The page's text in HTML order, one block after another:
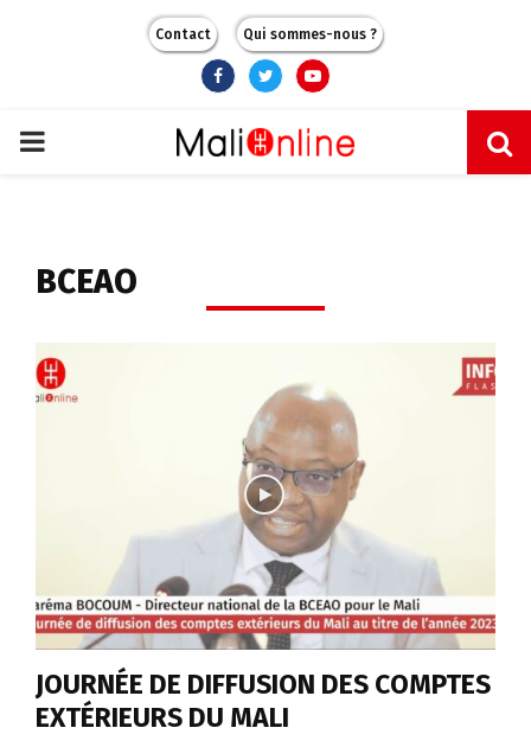
Contact Qui sommes-nous ?
FacebookTwitterYoutube
PRIMARY
BCEAO
JOURNÉE DE DIFFUSION DES COMPTES
EXTÉRIEURS DU MALI